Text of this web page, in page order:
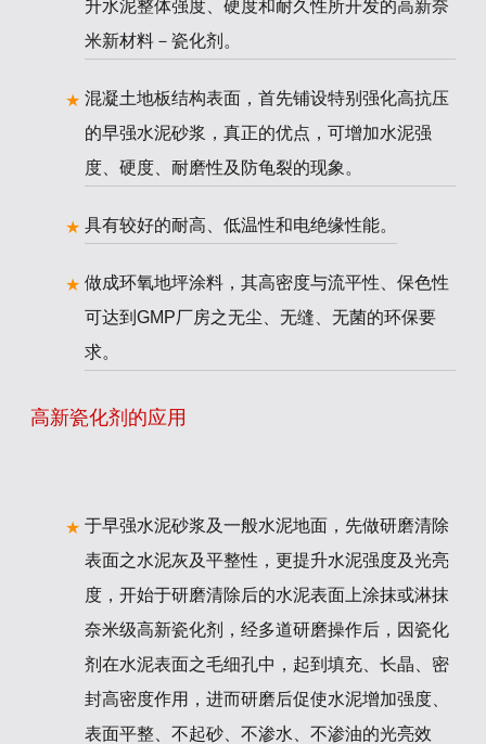
升水泥整体强度、硬度和耐久性所开发的高新奈
米新材料－瓷化剂。
混凝土地板结构表面，首先铺设特别强化高抗压
的早强水泥砂浆，真正的优点，可增加水泥强
度、硬度、耐磨性及防龟裂的现象。
具有较好的耐高、低温性和电绝缘性能。
做成环氧地坪涂料，其高密度与流平性、保色性
可达到GMP厂房之无尘、无缝、无菌的环保要
求。
高新瓷化剂的应用
于早强水泥砂浆及一般水泥地面，先做研磨清除
表面之水泥灰及平整性，更提升水泥强度及光亮
度，开始于研磨清除后的水泥表面上涂抹或淋抹
奈米级高新瓷化剂，经多道研磨操作后，因瓷化
剂在水泥表面之毛细孔中，起到填充、长晶、密
封高密度作用，进而研磨后促使水泥增加强度、
表面平整、不起砂、不渗水、不渗油的光亮效